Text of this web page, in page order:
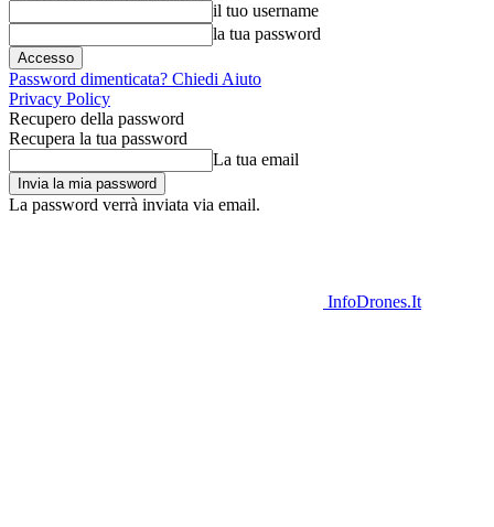
il tuo username
la tua password
Password dimenticata? Chiedi Aiuto
Privacy Policy
Recupero della password
Recupera la tua password
La tua email
La password verrà inviata via email.
InfoDrones.It